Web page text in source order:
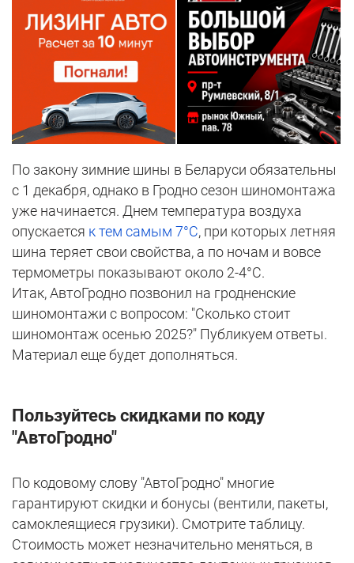
По закону зимние шины в Беларуси обязательны
с 1 декабря, однако в Гродно сезон шиномонтажа
уже начинается. Днем температура воздуха
опускается к тем самым 7°C, при которых летняя
шина теряет свои свойства, а по ночам и вовсе
термометры показывают около 2-4°C.
Итак,АвтоГродно позвонил на гродненские
шиномонтажи с вопросом: "Сколько стоит
шиномонтаж осенью 2025?" Публикуем ответы.
Материал еще будет дополняться.
Пользуйтесь скидками по коду
"АвтоГродно"
По кодовому слову "АвтоГродно" многие
гарантируют скидки и бонусы (вентили, пакеты,
самоклеящиеся грузики). Смотрите таблицу.
Стоимость может незначительно меняться, в